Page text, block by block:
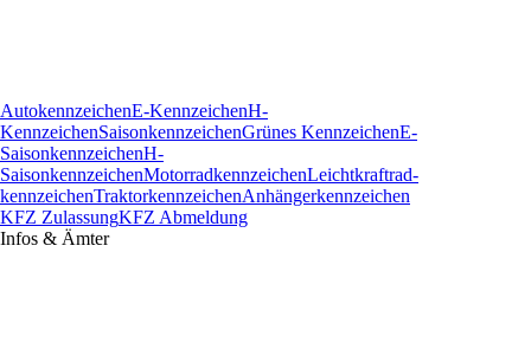
AutokennzeichenE-KennzeichenH-
KennzeichenSaisonkennzeichenGrünes KennzeichenE-
SaisonkennzeichenH-
SaisonkennzeichenMotorradkennzeichenLeichtkraftrad­
kennzeichenTraktorkennzeichenAnhängerkennzeichen
KFZ ZulassungKFZ Abmeldung
Infos & Ämter